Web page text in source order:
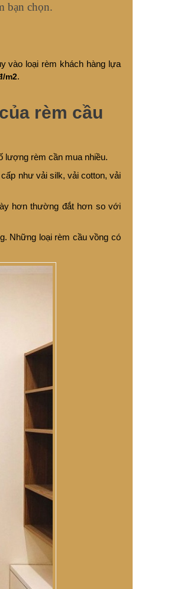
bạn chọn.
vào loại rèm khách hàng lựa
m2.
rèm cầu
lượng rèm cần mua nhiều.
như vải silk, vải cotton, vải
hơn thường đắt hơn so với
Những loại rèm cầu vồng có